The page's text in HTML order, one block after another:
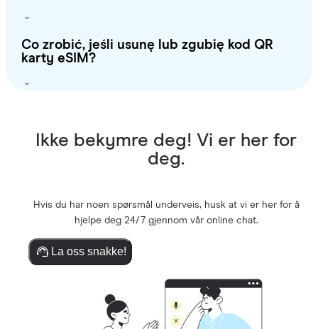
Co zrobić, jeśli usunę lub zgubię kod QR
karty eSIM?
Ikke bekymre deg! Vi er her for
deg.
Hvis du har noen spørsmål underveis, husk at vi er her for å
hjelpe deg 24/7 gjennom vår online chat.
La oss snakke!